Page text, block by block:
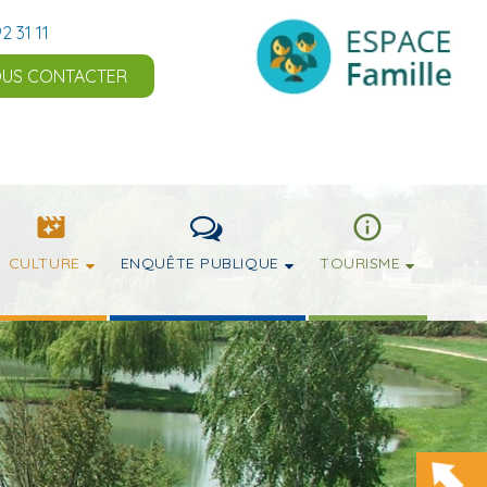
31 11
CONTACTER
CULTURE ENQUÊTE PUBLIQUE TOURISME